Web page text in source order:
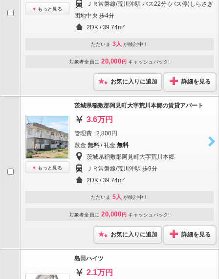
もっと見る
ＪＲ常磐線/荒川沖駅 バス22分 (バス停)しらさぎ
団地中央 歩4分
2DK / 39.74m²
ただいま 3人 が検討中！
対象者全員に 20,000 円 キャッシュバック!
お気に入りに追加 詳細を見る
もっと見る
茨城県稲敷郡阿見町大字荒川本郷の賃貸アパート
3.6万円
管理費 : 2,800円
敷金 無料 / 礼金 無料
茨城県稲敷郡阿見町大字荒川本郷
ＪＲ常磐線/荒川沖駅 歩9分
2DK / 39.74m²
ただいま 5人 が検討中！
対象者全員に 20,000 円 キャッシュバック!
お気に入りに追加 詳細を見る
島田ハイツ
2.1万円